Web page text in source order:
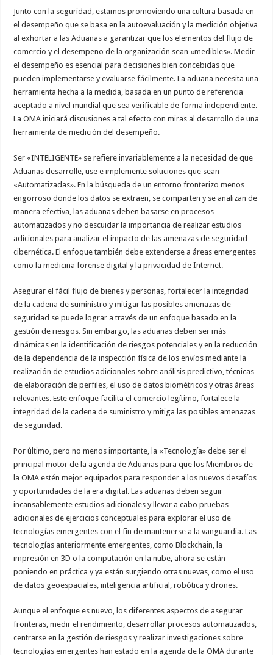
Junto con la seguridad, estamos promoviendo una cultura basada en
el desempeño que se basa en la autoevaluación y la medición objetiva
al exhortar a las Aduanas a garantizar que los elementos del flujo de
comercio y el desempeño de la organización sean «medibles». Medir
el desempeño es esencial para decisiones bien concebidas que
pueden implementarse y evaluarse fácilmente. La aduana necesita una
herramienta hecha a la medida, basada en un punto de referencia
aceptado a nivel mundial que sea verificable de forma independiente.
La OMA iniciará discusiones a tal efecto con miras al desarrollo de una
herramienta de medición del desempeño.
Ser «INTELIGENTE» se refiere invariablemente a la necesidad de que
Aduanas desarrolle, use e implemente soluciones que sean
«Automatizadas». En la búsqueda de un entorno fronterizo menos
engorroso donde los datos se extraen, se comparten y se analizan de
manera efectiva, las aduanas deben basarse en procesos
automatizados y no descuidar la importancia de realizar estudios
adicionales para analizar el impacto de las amenazas de seguridad
cibernética. El enfoque también debe extenderse a áreas emergentes
como la medicina forense digital y la privacidad de Internet.
Asegurar el fácil flujo de bienes y personas, fortalecer la integridad
de la cadena de suministro y mitigar las posibles amenazas de
seguridad se puede lograr a través de un enfoque basado en la
gestión de riesgos. Sin embargo, las aduanas deben ser más
dinámicas en la identificación de riesgos potenciales y en la reducción
de la dependencia de la inspección física de los envíos mediante la
realización de estudios adicionales sobre análisis predictivo, técnicas
de elaboración de perfiles, el uso de datos biométricos y otras áreas
relevantes. Este enfoque facilita el comercio legítimo, fortalece la
integridad de la cadena de suministro y mitiga las posibles amenazas
de seguridad.
Por último, pero no menos importante, la «Tecnología» debe ser el
principal motor de la agenda de Aduanas para que los Miembros de
la OMA estén mejor equipados para responder a los nuevos desafíos
y oportunidades de la era digital. Las aduanas deben seguir
incansablemente estudios adicionales y llevar a cabo pruebas
adicionales de ejercicios conceptuales para explorar el uso de
tecnologías emergentes con el fin de mantenerse a la vanguardia. Las
tecnologías anteriormente emergentes, como Blockchain, la
impresión en 3D o la computación en la nube, ahora se están
poniendo en práctica y ya están surgiendo otras nuevas, como el uso
de datos geoespaciales, inteligencia artificial, robótica y drones.
Aunque el enfoque es nuevo, los diferentes aspectos de asegurar
fronteras, medir el rendimiento, desarrollar procesos automatizados,
centrarse en la gestión de riesgos y realizar investigaciones sobre
tecnologías emergentes han estado en la agenda de la OMA durante